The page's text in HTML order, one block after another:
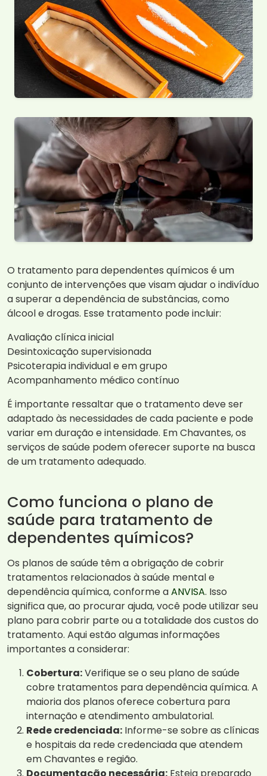
O tratamento para dependentes químicos é um
conjunto de intervenções que visam ajudar o indivíduo
a superar a dependência de substâncias, como
álcool e drogas. Esse tratamento pode incluir:
Avaliação clínica inicial
Desintoxicação supervisionada
Psicoterapia individual e em grupo
Acompanhamento médico contínuo
É importante ressaltar que o tratamento deve ser
adaptado às necessidades de cada paciente e pode
variar em duração e intensidade. Em Chavantes, os
serviços de saúde podem oferecer suporte na busca
de um tratamento adequado.
Como funciona o plano de
saúde para tratamento de
dependentes químicos?
Os planos de saúde têm a obrigação de cobrir
tratamentos relacionados à saúde mental e
dependência química, conforme aANVISA. Isso
significa que, ao procurar ajuda, você pode utilizar seu
plano para cobrir parte ou a totalidade dos custos do
tratamento. Aqui estão algumas informações
importantes a considerar:
Cobertura:Verifique se o seu plano de saúde
cobre tratamentos para dependência química. A
maioria dos planos oferece cobertura para
internação e atendimento ambulatorial.
Rede credenciada: Informe-se sobre as clínicas
e hospitais da rede credenciada que atendem
em Chavantes e região.